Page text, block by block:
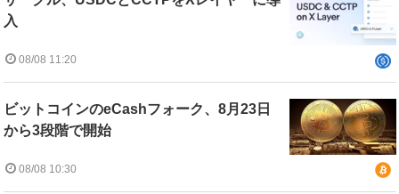
入
08/08 11:20
ビットコインのeCashフォーク、8月23日
から3段階で開始
08/08 10:30